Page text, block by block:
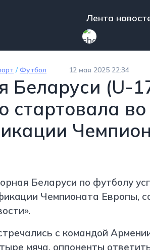
Main
Лента
/Футбол 12 мая 2025 22:34
Беларуси (U-
стартовала
Беларуси по футболу
Чемпионата Европы,
с командой
мяча, оппоненты